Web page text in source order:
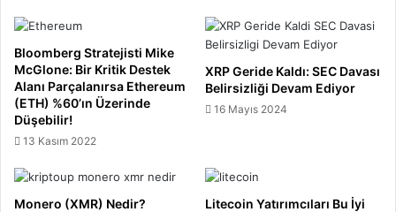
Bloomberg Stratejisti Mike
McGlone: Bir Kritik Destek
Alanı Parçalanırsa Ethereum
(ETH) %60’ın Üzerinde
Düşebilir!
13 Kasım 2022
XRP Geride Kaldı: SEC Davası
Belirsizliği Devam Ediyor
16 Mayıs 2024
Monero (XMR) Nedir?
Litecoin Yatırımcıları Bu İyi